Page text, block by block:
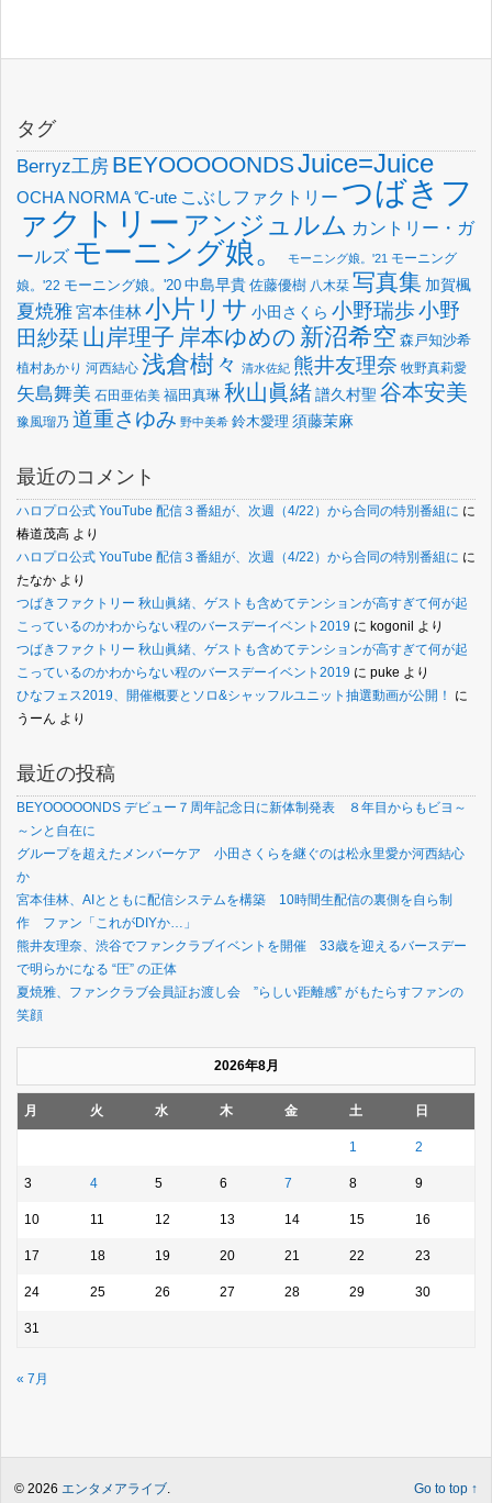
タグ
Berryz工房 BEYOOOOONDSJuice=Juice
OCHA NORMA℃-ute こぶしファクトリー つばきフ
ァクトリー アンジュルム カントリー・ガ
ールズ モーニング娘。 モーニング娘。'21 モーニング
娘。'22 モーニング娘。'20 中島早貴 佐藤優樹 八木栞 写真集 加賀楓
夏焼雅宮本佳林小片リサ 小田さくら 小野瑞歩小野
田紗栞 山岸理子 岸本ゆめの 新沼希空 森戸知沙希
植村あかり 河西結心 浅倉樹々 清水佐紀 熊井友理奈 牧野真莉愛
矢島舞美 石田亜佑美 福田真琳 秋山眞緒譜久村聖 谷本安美
豫風瑠乃 道重さゆみ 野中美希 鈴木愛理 須藤茉麻
最近のコメント
ハロプロ公式 YouTube 配信３番組が、次週（4/22）から合同の特別番組に に
椿道茂高 より
ハロプロ公式 YouTube 配信３番組が、次週（4/22）から合同の特別番組に に
たなか より
つばきファクトリー 秋山眞緒、ゲストも含めてテンションが高すぎて何が起
こっているのかわからない程のバースデーイベント2019 に kogonil より
つばきファクトリー 秋山眞緒、ゲストも含めてテンションが高すぎて何が起
こっているのかわからない程のバースデーイベント2019 に puke より
ひなフェス2019、開催概要とソロ&シャッフルユニット抽選動画が公開！
に
うーん より
最近の投稿
BEYOOOOONDS デビュー７周年記念日に新体制発表 ８年目からもビヨ～
～ンと自在に
グループを超えたメンバーケア 小田さくらを継ぐのは松永里愛か河西結心
か
宮本佳林、AIとともに配信システムを構築 10時間生配信の裏側を自ら制
作 ファン「これがDIYか…」
熊井友理奈、渋谷でファンクラブイベントを開催 33歳を迎えるバースデー
で明らかになる “圧” の正体
夏焼雅、ファンクラブ会員証お渡し会 ”らしい距離感” がもたらすファンの
笑顔
2026年8月
月 火 水 木 金 土 日
1 2
3 4 5 6 7 8 9
10 11 12 13 14 15 16
17 18 19 20 21 22 23
24 25 26 27 28 29 30
31
« 7月
Go to top ↑
© 2026 エンタメアライブ.